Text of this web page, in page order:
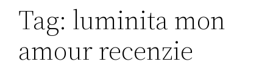
Tag: luminita mon
amour recenzie